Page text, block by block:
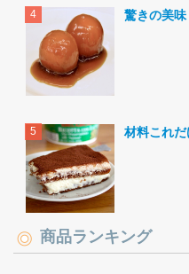
驚きの美味
材料これだ
商品ランキング